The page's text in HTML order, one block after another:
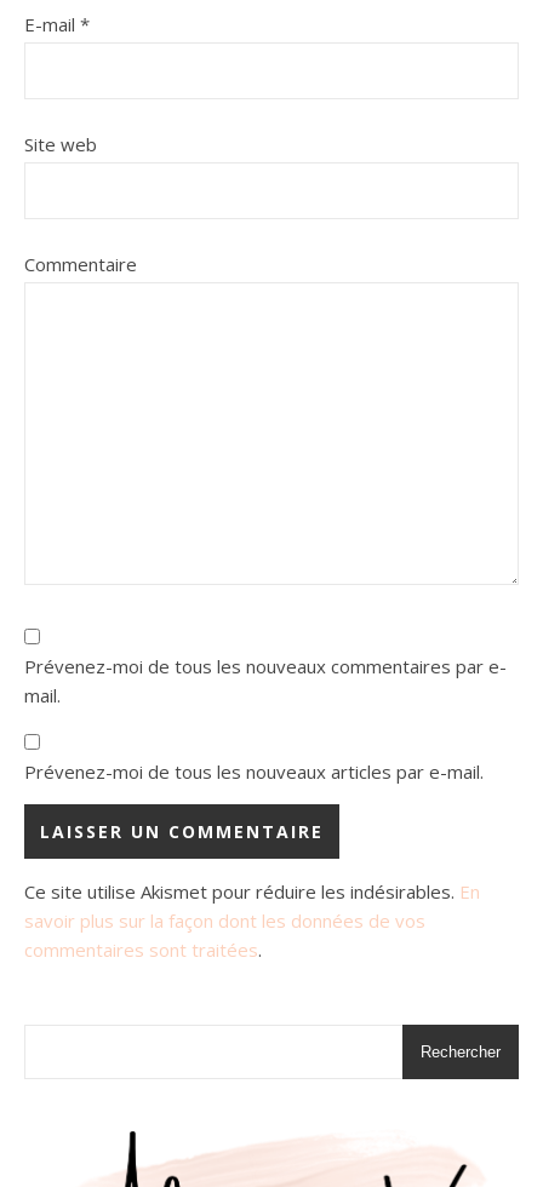
E-mail *
Site web
Commentaire
Prévenez-moi de tous les nouveaux commentaires par e-
mail.
Prévenez-moi de tous les nouveaux articles par e-mail.
Ce site utilise Akismet pour réduire les indésirables. En
savoir plus sur la façon dont les données de vos
commentaires sont traitées.
Rechercher